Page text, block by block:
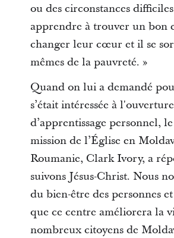
ou des circonstances
apprendre à trouver un bon
changer leur cœur et il se
mêmes de la pauvreté. »
Quand on lui a demandé
s’était intéressée à
d’apprentissage personnel,
mission de l’Église en
Roumanie, Clark Ivory, a
suivons Jésus-Christ. Nous
du bien-être des personnes
que ce centre améliorera la
nombreux citoyens de